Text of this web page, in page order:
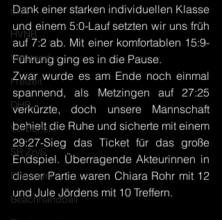
mJE
HVNB
Vorstand
Freizeit
DHB
Vorbericht
SR Zn/S
Ehrenamt
Beachhandball
Dank einer starken individuellen Klasse
und einem 5:0-Lauf setzten wir uns früh
auf 7:2 ab. Mit einer komfortablen 15:9-
Führung ging es in die Pause.
Zwar wurde es am Ende noch einmal
spannend, als Metzingen auf 27:25
verkürzte, doch unsere Mannschaft
behielt die Ruhe und sicherte mit einem
29:27-Sieg das Ticket für das große
Endspiel. Überragende Akteurinnen in
dieser Partie waren Chiara Rohr mit 12
und Jule Jördens mit 10 Treffern.